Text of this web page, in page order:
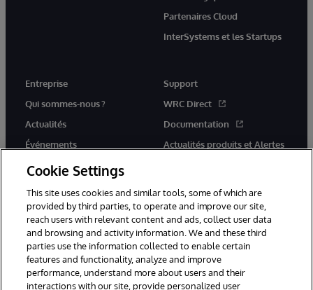
Partenaires Cloud
InterSystems et les Startups
Entreprise
Qui sommes-nous ?
Actualités
Événements
Rejoignez-nous
Support
WRC Direct
Documentation
Actualités produits et Alertes
© 1996-2026 InterSystems Corporation, Cambridge, MA. Tous droits
réservés.
Cookie Settings
This site uses cookies and similar tools, some of which are
provided by third parties, to operate and improve our site,
reach users with relevant content and ads, collect user data
and browsing and activity information. We and these third
parties use the information collected to enable certain
features and functionality, analyze and improve
performance, understand more about users and their
interactions with our site, provide personalized user